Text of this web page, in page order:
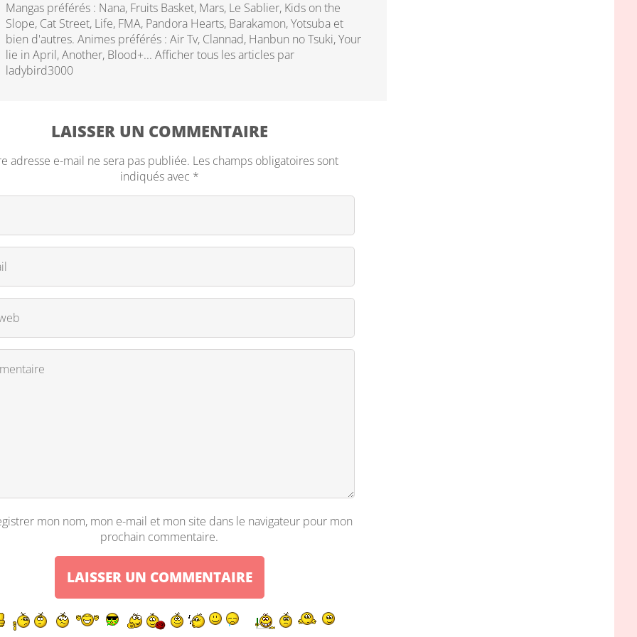
Mangas préférés : Nana, Fruits Basket, Mars, Le Sablier, Kids on the
Slope, Cat Street, Life, FMA, Pandora Hearts, Barakamon, Yotsuba et
bien d'autres. Animes préférés : Air Tv, Clannad, Hanbun no Tsuki, Your
lie in April, Another, Blood+... Afficher tous les articles par
ladybird3000
LAISSER UN COMMENTAIRE
adresse e-mail ne sera pas publiée. Les champs obligatoires sont
indiqués avec *
mon nom, mon e-mail et mon site dans le navigateur pour mon
prochain commentaire.